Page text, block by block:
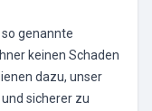
genannte
keinen Schaden
dazu, unser
sicherer zu